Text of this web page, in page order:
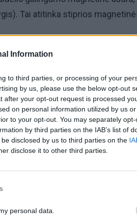
Information
to third parties, or processing of your
by us, please use the below opt-out
after your opt-out request is processed
on personal information utilized by us
to your opt-out. You may separately
by third parties on the IAB’s list of
disclosed by us to third parties on the
disclose it to other third parties.
personal data.
Tai atitinka stiprios
sudaromi remiantis NOAA,
magnetinis aktyvumas.
nes duomenys apie saulės